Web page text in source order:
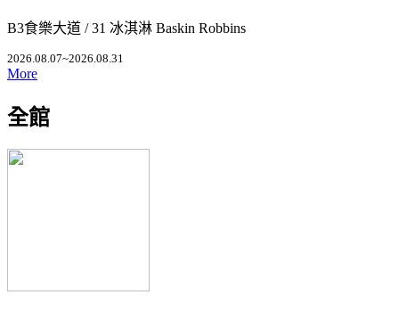
B3食樂大道 / 31 冰淇淋 Baskin Robbins
2026.08.07~2026.08.31
More
全館